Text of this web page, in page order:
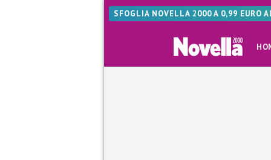
SFOGLIA NOVELLA 2000 A 0,99 EURO